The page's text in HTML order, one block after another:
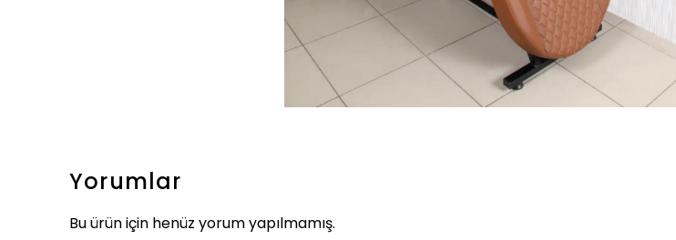
Yorumlar
Bu ürün için henüz yorum yapılmamış.